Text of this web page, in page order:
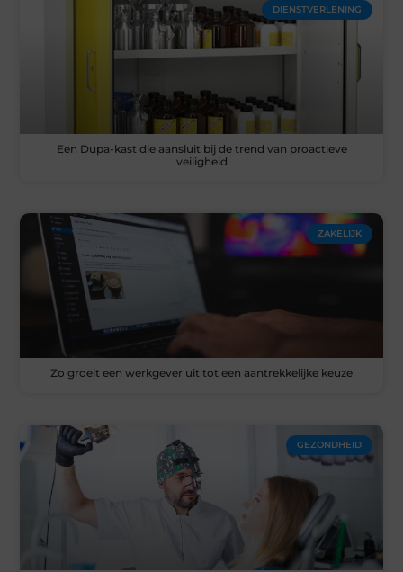
DIENSTVERLENING
Een Dupa-kast die aansluit bij de trend van proactieve
veiligheid
ZAKELIJK
Zo groeit een werkgever uit tot een aantrekkelijke keuze
GEZONDHEID